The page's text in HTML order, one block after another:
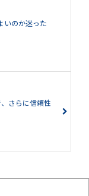
いのか迷った
さらに信頼性